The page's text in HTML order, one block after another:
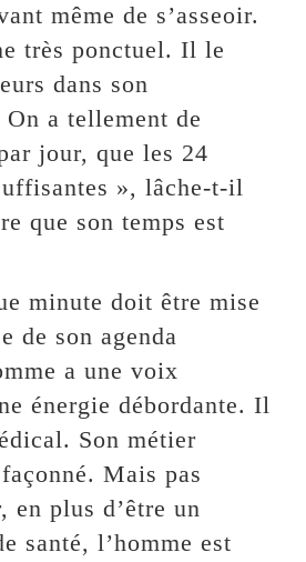
même de s’asseoir.
très ponctuel. Il le
dans son
a tellement de
jour, que les 24
», lâche-t-il
que son temps est
minute doit être mise
de son agenda
a une voix
énergie débordante. Il
Son métier
Mais pas
en plus d’être un
santé, l’homme est